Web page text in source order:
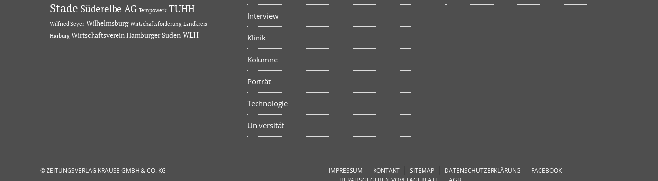
Stade Süderelbe AG Tempowerk TUHH
Wilfried Seyer Wilhelmsburg Wirtschaftsförderung Landkreis
Harburg Wirtschaftsverein Hamburger Süden WLH
Interview
Klinik
Kolumne
Porträt
Technologie
Universität
IMPRESSUM KONTAKT SITEMAP DATENSCHUTZERKLÄRUNG
FACEBOOK
© ZEITUNGSVERLAG KRAUSE GMBH & CO. KG